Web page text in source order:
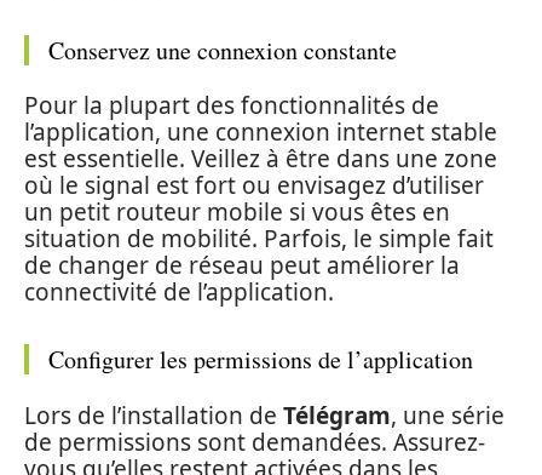
Conservez une connexion constante
Pour la plupart des fonctionnalités de
l’application, une connexion internet stable
est essentielle. Veillez à être dans une zone
où le signal est fort ou envisagez d’utiliser
un petit routeur mobile si vous êtes en
situation de mobilité. Parfois, le simple fait
de changer de réseau peut améliorer la
connectivité de l’application.
Configurer les permissions de l’application
Lors de l’installation de Télégram, une série
de permissions sont demandées. Assurez-
vous qu’elles restent activées dans les